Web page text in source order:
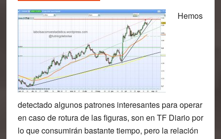
Hemos
detectado algunos patrones interesantes para operar
en caso de rotura de las figuras, son en TF Diario por
lo que consumirán bastante tiempo, pero la relación